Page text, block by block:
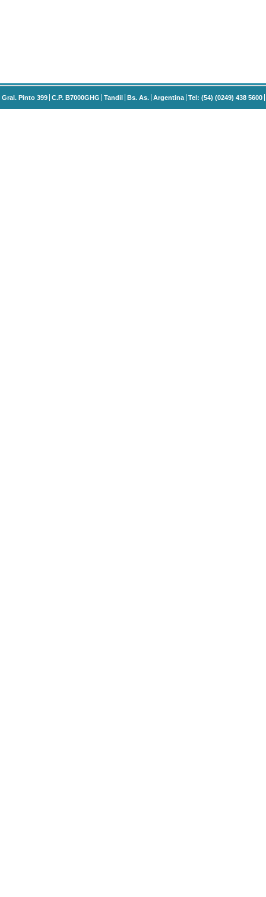
Gral. Pinto 399 C.P. B7000GHG Tandil Bs. As. Argentina Tel: (54) (0249) 438 5600